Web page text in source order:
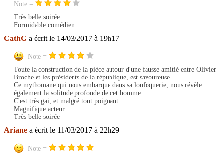
Note =
Très belle soirée.
Formidable comédien.
CathG a écrit le 14/03/2017 à 19h17
Note =
Toute la construction de la pièce autour d'une fausse amitié entre Olivier
Broche et les présidents de la république, est savoureuse.
Ce mythomane qui nous embarque dans sa loufoquerie, nous révèle
également la solitude profonde de cet homme
C'est très gai, et malgré tout poignant
Magnifique acteur
Très belle soirée
Ariane a écrit le 11/03/2017 à 22h29
Note =